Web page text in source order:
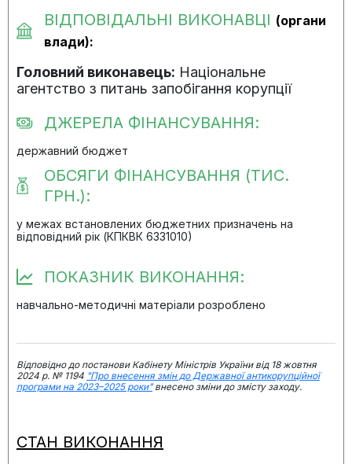
ВІДПОВІДАЛЬНІ ВИКОНАВЦІ (органи
влади):
Головний виконавець: Національне
агентство з питань запобігання корупції
ДЖЕРЕЛА ФІНАНСУВАННЯ:
державний бюджет
ОБСЯГИ ФІНАНСУВАННЯ (ТИС.
ГРН.):
у межах встановлених бюджетних призначень на
відповідний рік (КПКВК 6331010)
ПОКАЗНИК ВИКОНАННЯ:
навчально-методичні матеріали розроблено
Відповідно до постанови Кабінету Міністрів України від 18 жовтня
2024 р. № 1194 "Про внесення змін до Державної антикорупційної
програми на 2023–2025 роки"внесено зміни до змісту заходу.
СТАН ВИКОНАННЯ